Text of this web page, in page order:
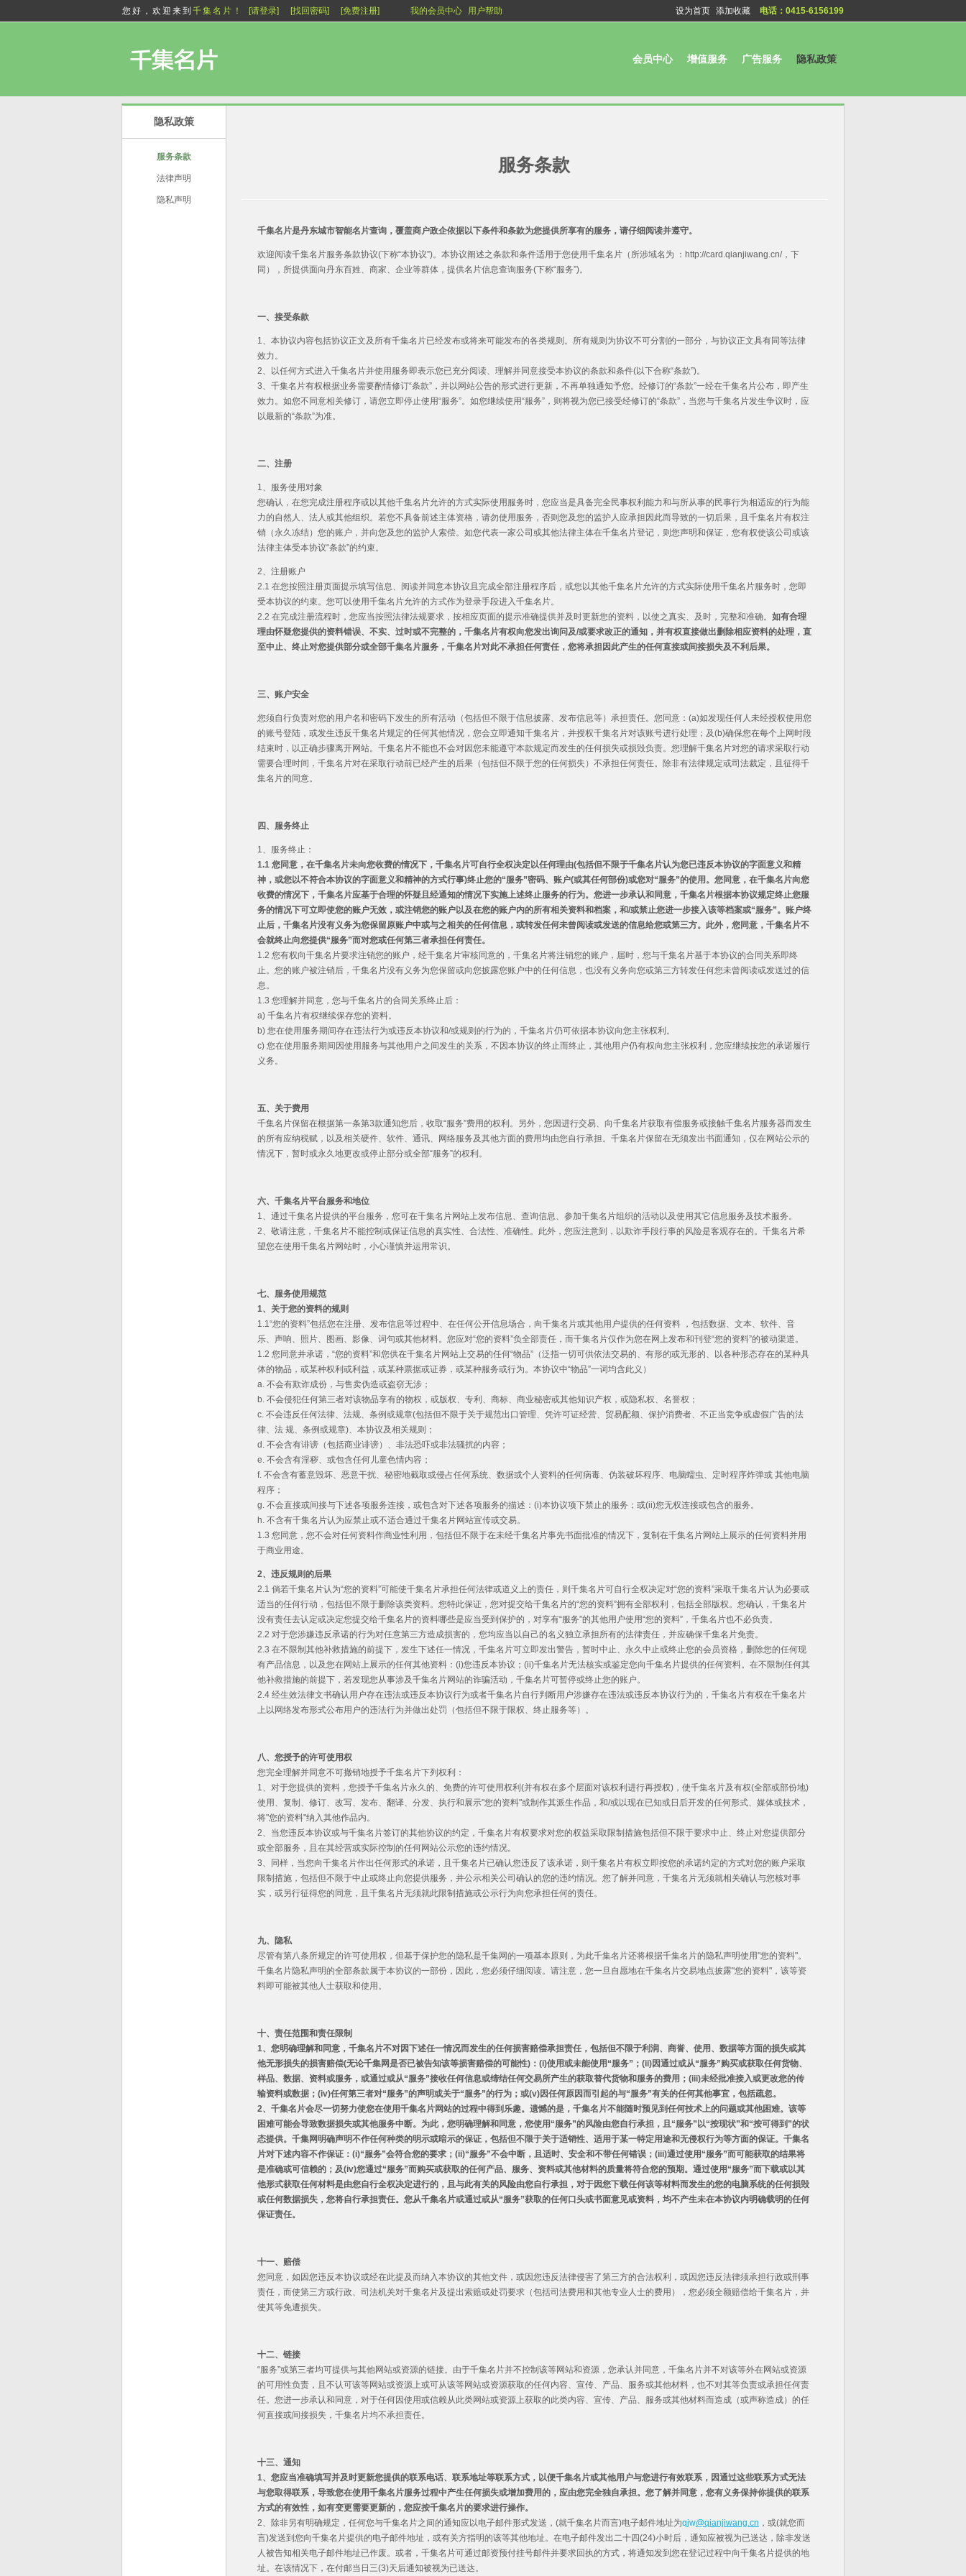
您好，欢迎来到 千集名片！ [请登录] [找回密码] [免费注册] 我的会员中心 用户帮助 设为首页 添加收藏 电话：0415-6156199
会员中心 增值服务 广告服务 隐私政策
隐私政策
服务条款
法律声明
隐私声明
服务条款
千集名片是丹东城市智能名片查询，覆盖商户政企依据以下条件和条款为您提供所享有的服务，请仔细阅读并遵守。
欢迎阅读千集名片服务条款协议(下称“本协议”)。本协议阐述之条款和条件适用于您使用千集名片（所涉域名为 ：http://card.qianjiwang.cn/，下
同），所提供面向丹东百姓、商家、企业等群体，提供名片信息查询服务(下称“服务”)。
一、接受条款
1、本协议内容包括协议正文及所有千集名片已经发布或将来可能发布的各类规则。所有规则为协议不可分割的一部分，与协议正文具有同等法律
效力。
2、以任何方式进入千集名片并使用服务即表示您已充分阅读、理解并同意接受本协议的条款和条件(以下合称“条款”)。
3、千集名片有权根据业务需要酌情修订“条款”，并以网站公告的形式进行更新，不再单独通知予您。经修订的“条款”一经在千集名片公布，即产生
效力。如您不同意相关修订，请您立即停止使用“服务”。如您继续使用“服务”，则将视为您已接受经修订的“条款”，当您与千集名片发生争议时，应
以最新的“条款”为准。
二、注册
1、服务使用对象
您确认，在您完成注册程序或以其他千集名片允许的方式实际使用服务时，您应当是具备完全民事权利能力和与所从事的民事行为相适应的行为能
力的自然人、法人或其他组织。若您不具备前述主体资格，请勿使用服务，否则您及您的监护人应承担因此而导致的一切后果，且千集名片有权注
销（永久冻结）您的账户，并向您及您的监护人索偿。如您代表一家公司或其他法律主体在千集名片登记，则您声明和保证，您有权使该公司或该
法律主体受本协议“条款”的约束。
2、注册账户
2.1 在您按照注册页面提示填写信息、阅读并同意本协议且完成全部注册程序后，或您以其他千集名片允许的方式实际使用千集名片服务时，您即
受本协议的约束。您可以使用千集名片允许的方式作为登录手段进入千集名片。
2.2 在完成注册流程时，您应当按照法律法规要求，按相应页面的提示准确提供并及时更新您的资料，以使之真实、及时，完整和准确。 如有合理
理由怀疑您提供的资料错误、不实、过时或不完整的，千集名片有权向您发出询问及/或要求改正的通知，并有权直接做出删除相应资料的处理，直
至中止、终止对您提供部分或全部千集名片服务，千集名片对此不承担任何责任，您将承担因此产生的任何直接或间接损失及不利后果。
三、账户安全
您须自行负责对您的用户名和密码下发生的所有活动（包括但不限于信息披露、发布信息等）承担责任。您同意：(a)如发现任何人未经授权使用您
的账号登陆，或发生违反千集名片规定的任何其他情况，您会立即通知千集名片，并授权千集名片对该账号进行处理；及(b)确保您在每个上网时段
结束时，以正确步骤离开网站。千集名片不能也不会对因您未能遵守本款规定而发生的任何损失或损毁负责。您理解千集名片对您的请求采取行动
需要合理时间，千集名片对在采取行动前已经产生的后果（包括但不限于您的任何损失）不承担任何责任。除非有法律规定或司法裁定，且征得千
集名片的同意。
四、服务终止
1、服务终止：
1.1您同意，在千集名片未向您收费的情况下，千集名片可自行全权决定以任何理由(包括但不限于千集名片认为您已违反本协议的字面意义和精
神，或您以不符合本协议的字面意义和精神的方式行事)终止您的“服务”密码、账户(或其任何部份)或您对“服务”的使用。您同意，在千集名片向您
收费的情况下，千集名片应基于合理的怀疑且经通知的情况下实施上述终止服务的行为。您进一步承认和同意，千集名片根据本协议规定终止您服
务的情况下可立即使您的账户无效，或注销您的账户以及在您的账户内的所有相关资料和档案，和/或禁止您进一步接入该等档案或“服务”。账户终
止后，千集名片没有义务为您保留原账户中或与之相关的任何信息，或转发任何未曾阅读或发送的信息给您或第三方。此外，您同意，千集名片不
会就终止向您提供“服务”而对您或任何第三者承担任何责任。
1.2 您有权向千集名片要求注销您的账户，经千集名片审核同意的，千集名片将注销您的账户，届时，您与千集名片基于本协议的合同关系即终
止。您的账户被注销后，千集名片没有义务为您保留或向您披露您账户中的任何信息，也没有义务向您或第三方转发任何您未曾阅读或发送过的信
息。
1.3 您理解并同意，您与千集名片的合同关系终止后：
a) 千集名片有权继续保存您的资料。
b) 您在使用服务期间存在违法行为或违反本协议和/或规则的行为的，千集名片仍可依据本协议向您主张权利。
c) 您在使用服务期间因使用服务与其他用户之间发生的关系，不因本协议的终止而终止，其他用户仍有权向您主张权利，您应继续按您的承诺履行
义务。
五、关于费用
千集名片保留在根据第一条第3款通知您后，收取“服务”费用的权利。另外，您因进行交易、向千集名片获取有偿服务或接触千集名片服务器而发生
的所有应纳税赋，以及相关硬件、软件、通讯、网络服务及其他方面的费用均由您自行承担。千集名片保留在无须发出书面通知，仅在网站公示的
情况下，暂时或永久地更改或停止部分或全部“服务”的权利。
六、千集名片平台服务和地位
1、通过千集名片提供的平台服务，您可在千集名片网站上发布信息、查询信息、参加千集名片组织的活动以及使用其它信息服务及技术服务。
2、敬请注意，千集名片不能控制或保证信息的真实性、合法性、准确性。此外，您应注意到，以欺诈手段行事的风险是客观存在的。千集名片希
望您在使用千集名片网站时，小心谨慎并运用常识。
七、服务使用规范
1、关于您的资料的规则
1.1“您的资料”包括您在注册、发布信息等过程中、在任何公开信息场合，向千集名片或其他用户提供的任何资料 ，包括数据、文本、软件、音
乐、声响、照片、图画、影像、词句或其他材料。您应对“您的资料”负全部责任，而千集名片仅作为您在网上发布和刊登“您的资料”的被动渠道。
1.2 您同意并承诺，“您的资料”和您供在千集名片网站上交易的任何“物品”（泛指一切可供依法交易的、有形的或无形的、以各种形态存在的某种具
体的物品，或某种权利或利益，或某种票据或证券，或某种服务或行为。本协议中“物品”一词均含此义）
a. 不会有欺诈成份，与售卖伪造或盗窃无涉；
b. 不会侵犯任何第三者对该物品享有的物权，或版权、专利、商标、商业秘密或其他知识产权，或隐私权、名誉权；
c. 不会违反任何法律、法规、条例或规章(包括但不限于关于规范出口管理、凭许可证经营、贸易配额、保护消费者、不正当竞争或虚假广告的法
律、法 规、条例或规章)、本协议及相关规则；
d. 不会含有诽谤（包括商业诽谤）、非法恐吓或非法骚扰的内容；
e. 不会含有淫秽、或包含任何儿童色情内容；
f. 不会含有蓄意毁坏、恶意干扰、秘密地截取或侵占任何系统、数据或个人资料的任何病毒、伪装破坏程序、电脑蠕虫、定时程序炸弹或 其他电脑
程序；
g. 不会直接或间接与下述各项服务连接，或包含对下述各项服务的描述：(i)本协议项下禁止的服务；或(ii)您无权连接或包含的服务。
h. 不含有千集名片认为应禁止或不适合通过千集名片网站宣传或交易。
1.3 您同意，您不会对任何资料作商业性利用，包括但不限于在未经千集名片事先书面批准的情况下，复制在千集名片网站上展示的任何资料并用
于商业用途。
2、违反规则的后果
2.1 倘若千集名片认为“您的资料”可能使千集名片承担任何法律或道义上的责任，则千集名片可自行全权决定对“您的资料”采取千集名片认为必要或
适当的任何行动，包括但不限于删除该类资料。您特此保证，您对提交给千集名片的“您的资料”拥有全部权利，包括全部版权。您确认，千集名片
没有责任去认定或决定您提交给千集名片的资料哪些是应当受到保护的，对享有“服务”的其他用户使用“您的资料”，千集名片也不必负责。
2.2 对于您涉嫌违反承诺的行为对任意第三方造成损害的，您均应当以自己的名义独立承担所有的法律责任，并应确保千集名片免责。
2.3 在不限制其他补救措施的前提下，发生下述任一情况，千集名片可立即发出警告，暂时中止、永久中止或终止您的会员资格，删除您的任何现
有产品信息，以及您在网站上展示的任何其他资料：(i)您违反本协议；(ii)千集名片无法核实或鉴定您向千集名片提供的任何资料。在不限制任何其
他补救措施的前提下，若发现您从事涉及千集名片网站的诈骗活动，千集名片可暂停或终止您的账户。
2.4 经生效法律文书确认用户存在违法或违反本协议行为或者千集名片自行判断用户涉嫌存在违法或违反本协议行为的，千集名片有权在千集名片
上以网络发布形式公布用户的违法行为并做出处罚（包括但不限于限权、终止服务等）。
八、您授予的许可使用权
您完全理解并同意不可撤销地授予千集名片下列权利：
1、对于您提供的资料，您授予千集名片永久的、免费的许可使用权利(并有权在多个层面对该权利进行再授权)，使千集名片及有权(全部或部份地)
使用、复制、修订、改写、发布、翻译、分发、执行和展示"您的资料"或制作其派生作品，和/或以现在已知或日后开发的任何形式、媒体或技术，
将"您的资料"纳入其他作品内。
2、当您违反本协议或与千集名片签订的其他协议的约定，千集名片有权要求对您的权益采取限制措施包括但不限于要求中止、终止对您提供部分
或全部服务，且在其经营或实际控制的任何网站公示您的违约情况。
3、同样，当您向千集名片作出任何形式的承诺，且千集名片已确认您违反了该承诺，则千集名片有权立即按您的承诺约定的方式对您的账户采取
限制措施，包括但不限于中止或终止向您提供服务，并公示相关公司确认的您的违约情况。您了解并同意，千集名片无须就相关确认与您核对事
实，或另行征得您的同意，且千集名片无须就此限制措施或公示行为向您承担任何的责任。
九、隐私
尽管有第八条所规定的许可使用权，但基于保护您的隐私是千集网的一项基本原则，为此千集名片还将根据千集名片的隐私声明使用"您的资料"。
千集名片隐私声明的全部条款属于本协议的一部份，因此，您必须仔细阅读。请注意，您一旦自愿地在千集名片交易地点披露"您的资料"，该等资
料即可能被其他人士获取和使用。
十、责任范围和责任限制
1、您明确理解和同意，千集名片不对因下述任一情况而发生的任何损害赔偿承担责任，包括但不限于利润、商誉、使用、数据等方面的损失或其
他无形损失的损害赔偿(无论千集网是否已被告知该等损害赔偿的可能性)： (i)使用或未能使用 “服务” ； (ii)因通过或从“服务”购买或获取任何货物、
样品、数据、资料或服务，或通过或从“服务”接收任何信息或缔结任何交易所产生的获取替代货物和服务的费用； (iii)未经批准接入或更改您的传
输资料或数据； (iv)任何第三者对“服务”的声明或关于“服务”的行为；或(v)因任何原因而引起的与“服务”有关的任何其他事宜，包括疏忽。
2、千集名片会尽一切努力使您在使用千集名片网站的过程中得到乐趣。遗憾的是，千集名片不能随时预见到任何技术上的问题或其他困难。该等
困难可能会导致数据损失或其他服务中断。为此，您明确理解和同意，您使用 “服务”的风险由您自行承担，且“服务” 以“按现状”和 “按可得到 ”的状
态提供。千集网明确声明不作任何种类的明示或暗示的保证，包括但不限于关于适销性、适用于某一特定用途和无侵权行为等方面的保证。千集名
片对下述内容不作保证： (i)“服务”会符合您的要求； (ii)“服务”不会中断，且适时、安全和不带任何错误； (iii)通过使用 “服务”而可能获取的结果将
是准确或可信赖的；及(iv)您通过“服务”而购买或获取的任何产品、服务、资料或其他材料的质量将符合您的预期。通过使用 “服务”而下载或以其
他形式获取任何材料是由您自行全权决定进行的，且与此有关的风险由您自行承担，对于因您下载任何该等材料而发生的您的电脑系统的任何损毁
或任何数据损失，您将自行承担责任。您从千集名片或通过或从“服务”获取的任何口头或书面意见或资料，均不产生未在本协议内明确载明的任何
保证责任。
十一、赔偿
您同意，如因您违反本协议或经在此提及而纳入本协议的其他文件，或因您违反法律侵害了第三方的合法权利，或因您违反法律须承担行政或刑事
责任，而使第三方或行政、司法机关对千集名片及提出索赔或处罚要求（包括司法费用和其他专业人士的费用），您必须全额赔偿给千集名片，并
使其等免遭损失。
十二、链接
“服务”或第三者均可提供与其他网站或资源的链接。由于千集名片并不控制该等网站和资源，您承认并同意，千集名片并不对该等外在网站或资源
的可用性负责，且不认可该等网站或资源上或可从该等网站或资源获取的任何内容、宣传、产品、服务或其他材料，也不对其等负责或承担任何责
任。您进一步承认和同意，对于任何因使用或信赖从此类网站或资源上获取的此类内容、宣传、产品、服务或其他材料而造成（或声称造成）的任
何直接或间接损失，千集名片均不承担责任。
十三、通知
1、您应当准确填写并及时更新您提供的联系电话、联系地址等联系方式，以便千集名片或其他用户与您进行有效联系，因通过这些联系方式无法
与您取得联系，导致您在使用千集名片服务过程中产生任何损失或增加费用的，应由您完全独自承担。您了解并同意，您有义务保持你提供的联系
方式的有效性，如有变更需要更新的，您应按千集名片的要求进行操作。
2、除非另有明确规定，任何您与千集名片之间的通知应以电子邮件形式发送，(就千集名片而言)电子邮件地址为qjw@qianjiwang.cn ，或(就您而
言)发送到您向千集名片提供的电子邮件地址，或有关方指明的该等其他地址。在电子邮件发出二十四(24)小时后，通知应被视为已送达，除非发送
人被告知相关电子邮件地址已作废。或者，千集名片可通过邮资预付挂号邮件并要求回执的方式，将通知发到您在登记过程中向千集名片提供的地
址。在该情况下，在付邮当日三(3)天后通知被视为已送达。